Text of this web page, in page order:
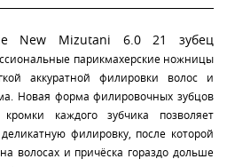
New Mizutani 6.0 21 зубец
парикмахерские ножницы
аккуратной филировки волос и
Новая форма филировочных зубцов
каждого зубчика позволяет
филировку, после которой
волосах и причёска гораздо дольше